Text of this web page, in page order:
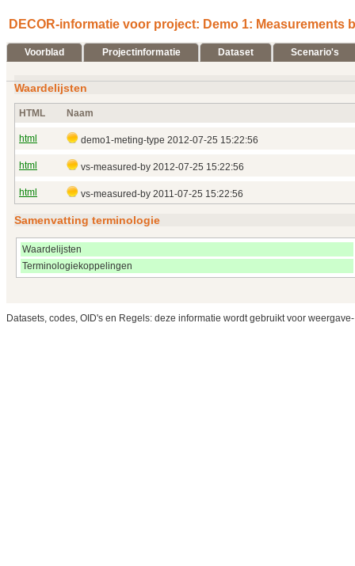
DECOR-informatie voor project: Demo 1: Measurements
Voorblad Projectinformatie Dataset Scenario's
Waardelijsten
HTML Naam
html demo1-meting-type 2012‑07‑25 15:22:56
html vs-measured-by 2012‑07‑25 15:22:56
html vs-measured-by 2011‑07‑25 15:22:56
Samenvatting terminologie
Waardelijsten
Terminologiekoppelingen
Datasets, codes, OID's en Regels: deze informatie wordt gebruikt voor